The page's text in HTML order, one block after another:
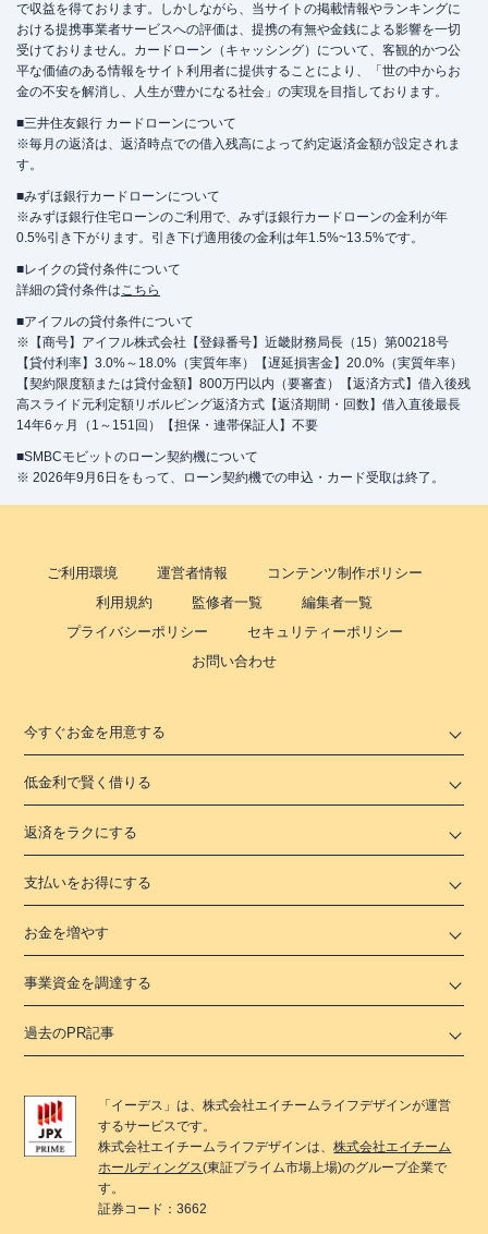
で収益を得ております。しかしながら、当サイトの掲載情報やランキングに
おける提携事業者サービスへの評価は、提携の有無や金銭による影響を一切
受けておりません。カードローン（キャッシング）について、客観的かつ公
平な価値のある情報をサイト利用者に提供することにより、「世の中からお
金の不安を解消し、人生が豊かになる社会」の実現を目指しております。
■三井住友銀行 カードローンについて
※毎月の返済は、返済時点での借入残高によって約定返済金額が設定されま
す。
■みずほ銀行カードローンについて
※みずほ銀行住宅ローンのご利用で、みずほ銀行カードローンの金利が年
0.5%引き下がります。引き下げ適用後の金利は年1.5%~13.5%です。
■レイクの貸付条件について
詳細の貸付条件はこちら
■アイフルの貸付条件について
※【商号】アイフル株式会社【登録番号】近畿財務局長（15）第00218号
【貸付利率】3.0%～18.0%（実質年率）【遅延損害金】20.0%（実質年率）
【契約限度額または貸付金額】800万円以内（要審査）【返済方式】借入後残
高スライド元利定額リボルビング返済方式【返済期間・回数】借入直後最長
14年6ヶ月（1～151回）【担保・連帯保証人】不要
■SMBCモビットのローン契約機について
※ 2026年9月6日をもって、ローン契約機での申込・カード受取は終了。
ご利用環境 運営者情報
コンテンツ制作ポリシー
利用規約
監修者一覧
編集者一覧
プライバシーポリシー
セキュリティーポリシー
お問い合わせ
今すぐお金を用意する
低金利で賢く借りる
返済をラクにする
支払いをお得にする
お金を増やす
事業資金を調達する
過去のPR記事
「 イーデス 」は、株式会社エイチームライフデザインが運営
するサービスです。
株式会社エイチームライフデザインは、株式会社エイチーム
ホールディングス(東証プライム市場上場)のグループ企業で
す。
証券コード：3662